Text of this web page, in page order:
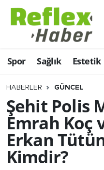
Spor Sağlık Estetik
HABERLER GÜNCEL
Şehit Polis
Emrah Koç
Erkan
Kimdir?
Eğitim
Estetik
Firmalardan
Güncel
İş ve Ekonomi
Moda-Magazin-
Nöbetçi Eczaneler
Hava Durumu
Namaz Vakitleri
Trafik Durumu
Şampiyonlar Ligi
Tüm Manşetler